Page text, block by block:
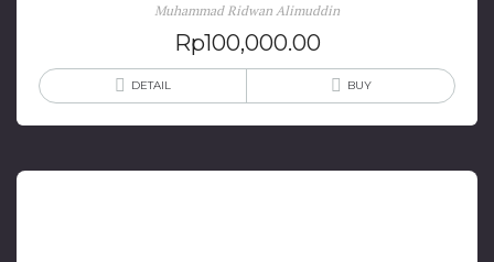
Muhammad Ridwan Alimuddin
Rp100,000.00
DETAIL BUY